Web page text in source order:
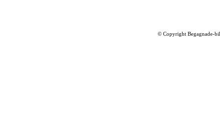
© Copyright Begagnade-